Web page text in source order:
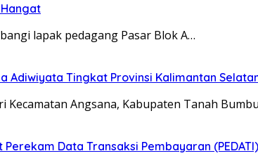
lapak pedagang Pasar Blok A…
Adiwiyata Tingkat Provinsi Kalimantan
Kecamatan Angsana, Kabupaten Tanah
Data Transaksi Pembayaran (PEDATI)